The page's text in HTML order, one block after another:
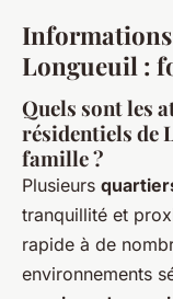
Longueuil :
Quels sont les
résidentiels de
famille ?
Plusieurs
tranquillité et
rapide à de
environnements